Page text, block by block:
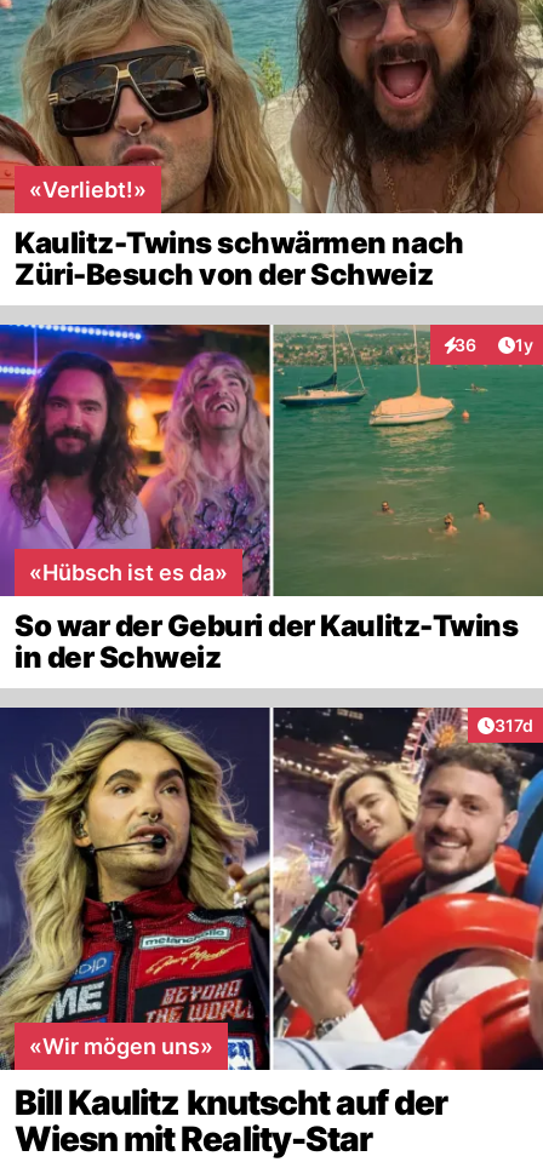
«Verliebt!»
Kaulitz-Twins schwärmen nach
Züri-Besuch von der Schweiz
36 1y
«Hübsch ist es da»
So war der Geburi der Kaulitz-Twins
in der Schweiz
317d
«Wir mögen uns»
Bill Kaulitz knutscht auf der
Wiesn mit Reality-Star